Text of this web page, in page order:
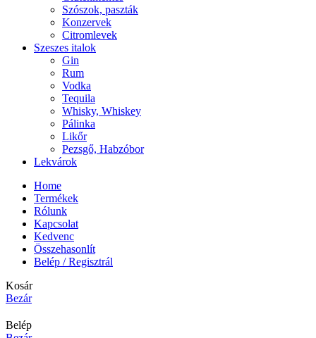
Szószok, paszták
Konzervek
Citromlevek
Szeszes italok
Gin
Rum
Vodka
Tequila
Whisky, Whiskey
Pálinka
Likőr
Pezsgő, Habzóbor
Lekvárok
Home
Termékek
Rólunk
Kapcsolat
Kedvenc
Összehasonlít
Belép / Regisztrál
Kosár
Bezár
Belép